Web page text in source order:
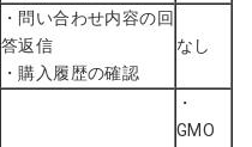
・問い合わせ内容の回
答返信
・購入履歴の確認
なし
・
GMO